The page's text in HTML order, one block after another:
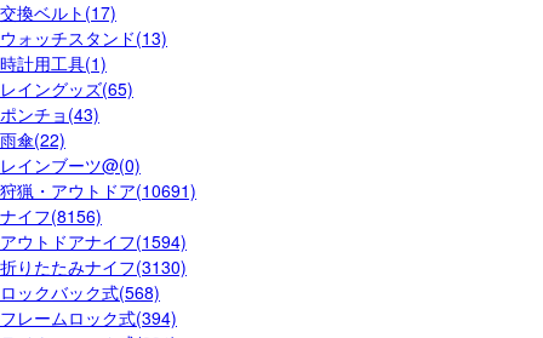
交換ベルト(17)
ウォッチスタンド(13)
時計用工具(1)
レイングッズ(65)
ポンチョ(43)
雨傘(22)
レインブーツ@(0)
狩猟・アウトドア(10691)
ナイフ(8156)
アウトドアナイフ(1594)
折りたたみナイフ(3130)
ロックバック式(568)
フレームロック式(394)